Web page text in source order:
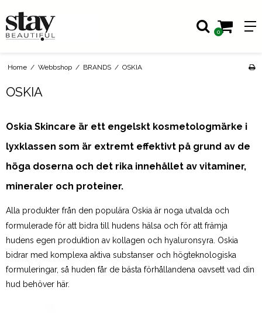
0
Home / Webbshop / BRANDS / OSKIA
OSKIA
Oskia Skincare är ett engelskt kosmetologmärke i
lyxklassen som är extremt effektivt på grund av de
höga doserna och det rika innehållet av vitaminer,
mineraler och proteiner.
Alla produkter från den populära Oskia är noga utvalda och
formulerade för att bidra till hudens hälsa och för att främja
hudens egen produktion av kollagen och hyaluronsyra. Oskia
bidrar med komplexa aktiva substanser och högteknologiska
formuleringar, så huden får de bästa förhållandena oavsett vad din
hud behöver här.